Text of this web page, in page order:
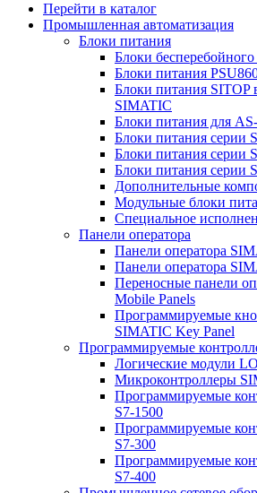
Перейти в каталог
Промышленная автоматизация
Блоки питания
Блоки
Блоки питания
Блоки питания SITOP
SIMATIC
Блоки питания для
Блоки питания серии
Блоки питания серии
Блоки питания серии
Дополнительные
Модульные блоки
Специальное
Панели оператора
Панели оператора
Панели оператора
Переносные панели
Mobile Panels
Программируемые
SIMATIC Key Panel
Программируемые
Логические модули
Микроконтроллеры
Программируемые
S7-1500
Программируемые
S7-300
Программируемые
S7-400